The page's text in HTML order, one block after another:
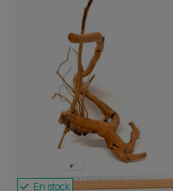
En stock